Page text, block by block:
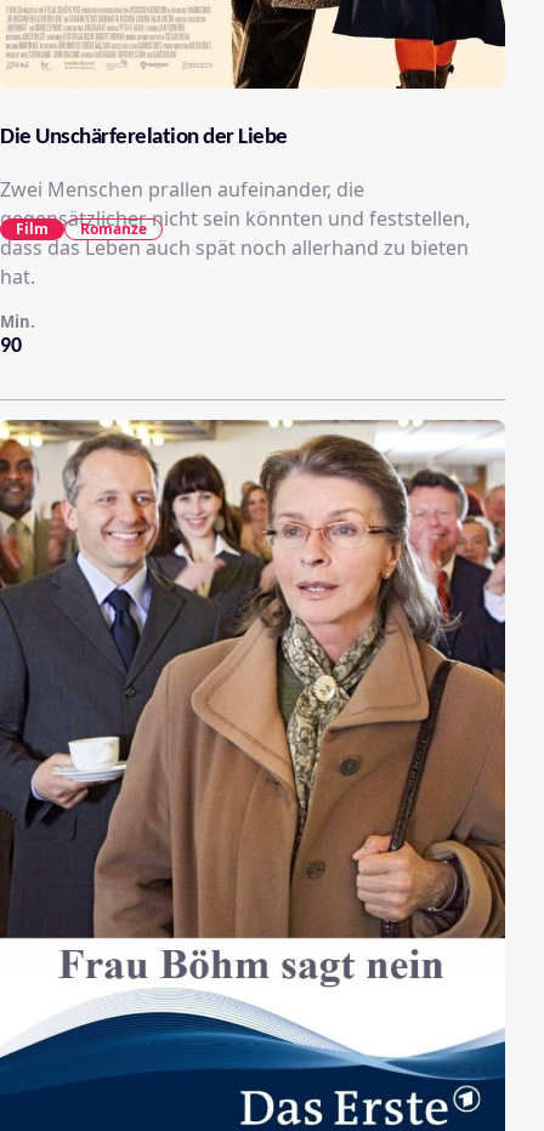
Die Unschärferelation der Liebe
Zwei Menschen prallen aufeinander, die
gegensätzlicher nicht sein könnten und feststellen,
dass das Leben auch spät noch allerhand zu bieten
hat.
90
Min.
Film Romanze